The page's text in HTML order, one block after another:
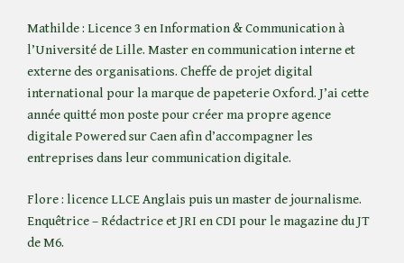
Mathilde : Licence 3 en Information & Communication à
l’Université de Lille. Master en communication interne et
externe des organisations. Cheffe de projet digital
international pour la marque de papeterie Oxford. J’ai cette
année quitté mon poste pour créer ma propre agence
digitale Powered sur Caen afin d’accompagner les
entreprises dans leur communication digitale.
Flore : licence LLCE Anglais puis un master de journalisme.
Enquêtrice – Rédactrice et JRI en CDI pour le magazine du JT
de M6.